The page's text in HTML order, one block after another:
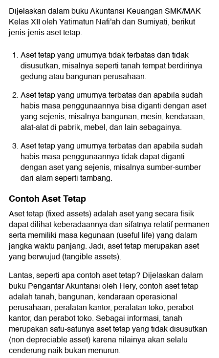
Dijelaskan dalam buku Akuntansi Keuangan SMK/MAK
Kelas XII oleh Yatimatun Nafi'ah dan Sumiyati, berikut
jenis-jenis aset tetap:
Aset tetap yang umurnya tidak terbatas dan tidak
disusutkan, misalnya seperti tanah tempat berdirinya
gedung atau bangunan perusahaan.
Aset tetap yang umurnya terbatas dan apabila sudah
habis masa penggunaannya bisa diganti dengan aset
yang sejenis, misalnya bangunan, mesin, kendaraan,
alat-alat di pabrik, mebel, dan lain sebagainya.
Aset tetap yang umurnya terbatas dan apabila sudah
habis masa penggunaannya tidak dapat diganti
dengan aset yang sejenis, misalnya sumber-sumber
dari alam seperti tambang.
Contoh Aset Tetap
Aset tetap (fixed assets) adalah aset yang secara fisik
dapat dilihat keberadaannya dan sifatnya relatif permanen
serta memiliki masa kegunaan (useful life) yang dalam
jangka waktu panjang. Jadi, aset tetap merupakan aset
yang berwujud (tangible assets).
Lantas, seperti apa contoh aset tetap? Dijelaskan dalam
buku Pengantar Akuntansi oleh Hery, contoh aset tetap
adalah tanah, bangunan, kendaraan operasional
perusahaan, peralatan kantor, peralatan toko, perabot
kantor, dan perabot toko. Sebagai informasi, tanah
merupakan satu-satunya aset tetap yang tidak disusutkan
(non depreciable asset) karena nilainya akan selalu
cenderung naik bukan menurun.